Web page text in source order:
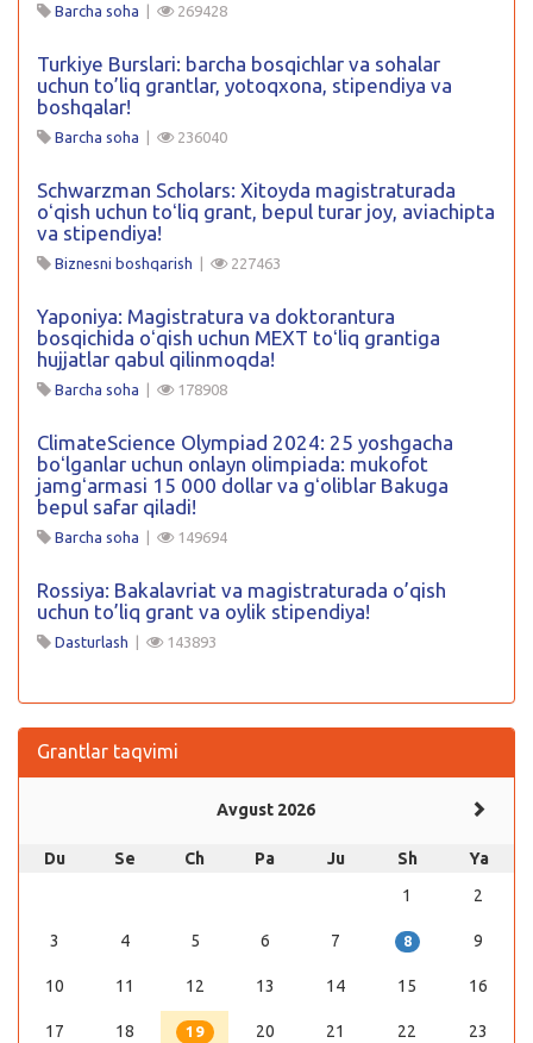
Barcha soha | 269428
Turkiye Burslari: barcha bosqichlar va sohalar
uchun to’liq grantlar, yotoqxona, stipendiya va
boshqalar!
Barcha soha | 236040
Schwarzman Scholars: Xitoyda magistraturada
oʻqish uchun toʻliq grant, bepul turar joy, aviachipta
va stipendiya!
Biznesni boshqarish | 227463
Yaponiya: Magistratura va doktorantura
bosqichida oʻqish uchun MEXT toʻliq grantiga
hujjatlar qabul qilinmoqda!
Barcha soha | 178908
ClimateScience Olympiad 2024: 25 yoshgacha
boʻlganlar uchun onlayn olimpiada: mukofot
jamgʻarmasi 15 000 dollar va gʻoliblar Bakuga
bepul safar qiladi!
Barcha soha | 149694
Rossiya: Bakalavriat va magistraturada o’qish
uchun to’liq grant va oylik stipendiya!
Dasturlash | 143893
Grantlar taqvimi
Avgust 2026
Du Se Ch Pa Ju Sh
Ya
1
2
3 4 5 6 7 8 9
10 11 12 13 14 15 16
17 18 19 20 21 22 23